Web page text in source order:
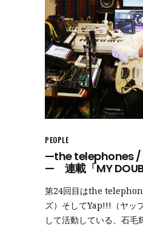
PEOPLE
—the telephones /
— 連載「MY
第24回目はthe
ズ）そしてYap!!!（ヤッ
して活動している、石毛